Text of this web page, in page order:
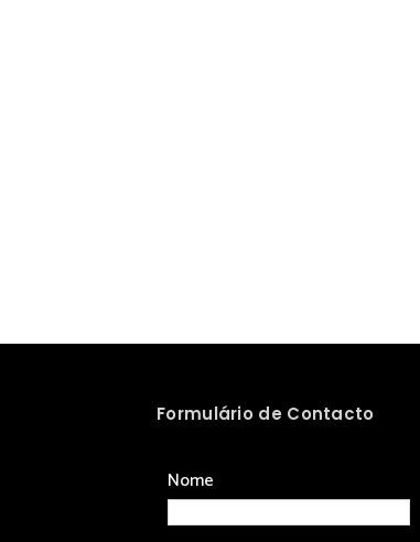
Formulário de Contacto
Nome